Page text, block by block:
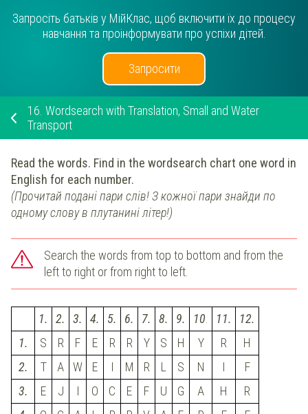
Запросіть батьків у МійКлас, щоб включити їх до процесу
навчання та проінформувати про успіхи дітей.
Запросити
16. Wordsearch with Translation, Small and Water
Transport
Read the words. Find in the wordsearch chart one word in
English for each number.
(Прочитай подані пари слів! З кожної пари знайди по
одному слову в плутанині літер!)
Search the words from top to bottom and from the
left to right or from right to left.
1. 2. 3. 4. 5. 6. 7. 8. 9. 10. 11.
12.
1.
S R F E R R Y S H Y R
H
2.
T A W E I M R L S N I
F
3.
E J I O C E F U G A H
R